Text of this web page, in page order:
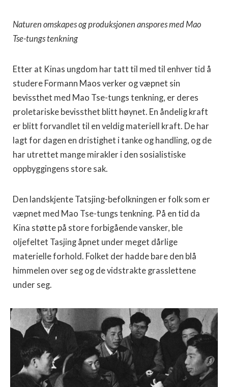
Naturen omskapes og produksjonen anspores med Mao
Tse-tungs tenkning
Etter at Kinas ungdom har tatt til med til enhver tid å
studere Formann Maos verker og væpnet sin
bevissthet med Mao Tse-tungs tenkning, er deres
proletariske bevissthet blitt høynet. En åndelig kraft
er blitt forvandlet til en veldig materiell kraft. De har
lagt for dagen en dristighet i tanke og handling, og de
har utrettet mange mirakler i den sosialistiske
oppbyggingens store sak.
Den landskjente Tatsjing-befolkningen er folk som er
væpnet med Mao Tse-tungs tenkning. På en tid da
Kina støtte på store forbigående vansker, ble
oljefeltet Tasjing åpnet under meget dårlige
materielle forhold. Folket der hadde bare den blå
himmelen over seg og de vidstrakte grasslettene
under seg.